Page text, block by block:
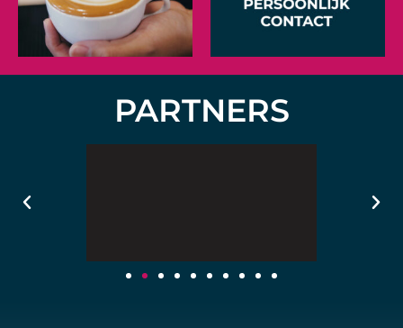
PARTNERS